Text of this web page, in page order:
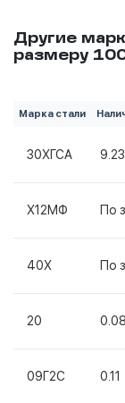
Другие
размеру
Марка стали
30ХГСА 9.23
Х12МФ По
40Х По
20
09Г2С 0.11